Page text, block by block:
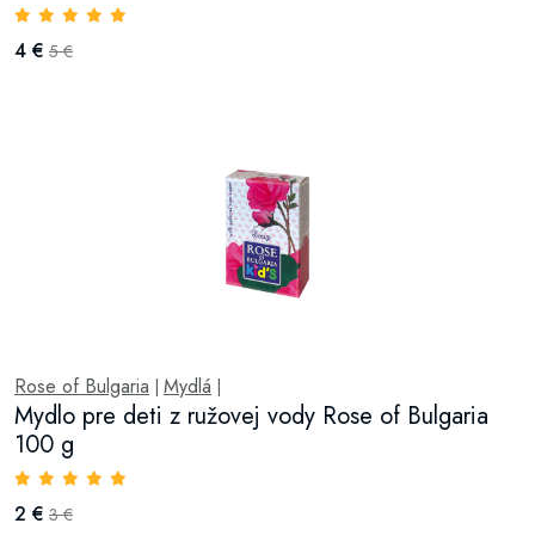
4 € 5 €
Rose of Bulgaria Mydlá
Mydlo pre deti z ružovej vody Rose of Bulgaria
100 g
2 € 3 €